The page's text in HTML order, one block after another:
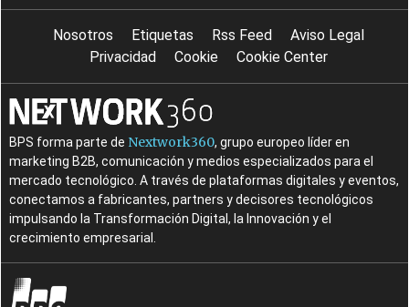
Nosotros Etiquetas Rss Feed
Aviso Legal
Privacidad
Cookie Cookie Center
BPS forma parte de Nextwork360, grupo europeo líder en
marketing B2B, comunicación y medios especializados para el
mercado tecnológico. A través de plataformas digitales y eventos,
conectamos a fabricantes, partners y decisores tecnológicos
impulsando la Transformación Digital, la Innovación y el
crecimiento empresarial.